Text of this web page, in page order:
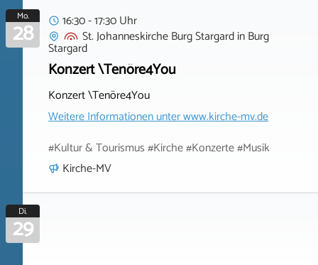
Mo.
28
16:30 - 17:30 Uhr
St. Johanneskirche Burg StargardinBurg
Stargard
Konzert \Tenöre4You
Konzert \Tenöre4You
Weitere Informationen unterwww.kirche-mv.de
#Kultur & Tourismus #Kirche #Konzerte #Musik
Kirche-MV
Di.
29